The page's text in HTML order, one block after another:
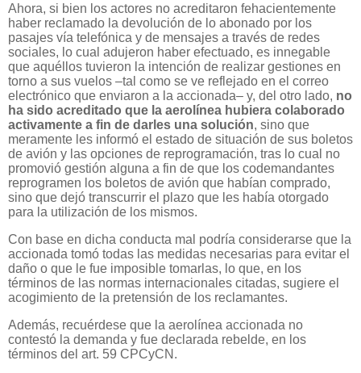
Ahora, si bien los actores no acreditaron fehacientemente
haber reclamado la devolución de lo abonado por los
pasajes vía telefónica y de mensajes a través de redes
sociales, lo cual adujeron haber efectuado, es innegable
que aquéllos tuvieron la intención de realizar gestiones en
torno a sus vuelos –tal como se ve reflejado en el correo
electrónico que enviaron a la accionada– y, del otro lado, no
ha sido acreditado que la aerolínea hubiera colaborado
activamente a fin de darles una solución, sino que
meramente les informó el estado de situación de sus boletos
de avión y las opciones de reprogramación, tras lo cual no
promovió gestión alguna a fin de que los codemandantes
reprogramen los boletos de avión que habían comprado,
sino que dejó transcurrir el plazo que les había otorgado
para la utilización de los mismos.
Con base en dicha conducta mal podría considerarse que la
accionada tomó todas las medidas necesarias para evitar el
daño o que le fue imposible tomarlas, lo que, en los
términos de las normas internacionales citadas, sugiere el
acogimiento de la pretensión de los reclamantes.
Además, recuérdese que la aerolínea accionada no
contestó la demanda y fue declarada rebelde, en los
términos del art. 59 CPCyCN.